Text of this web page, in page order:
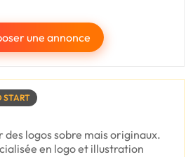
une annonce
START
des logos sobre mais originaux.
en logo et illustration